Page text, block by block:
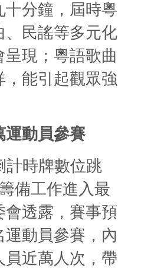
分鐘，屆時粵
、民謠等多元化
現；粵語歌曲
，能引起觀眾強
運動員參賽
計時牌數位跳
備工作進入最
透露，賽事預
動員參賽，內
近萬人次，帶